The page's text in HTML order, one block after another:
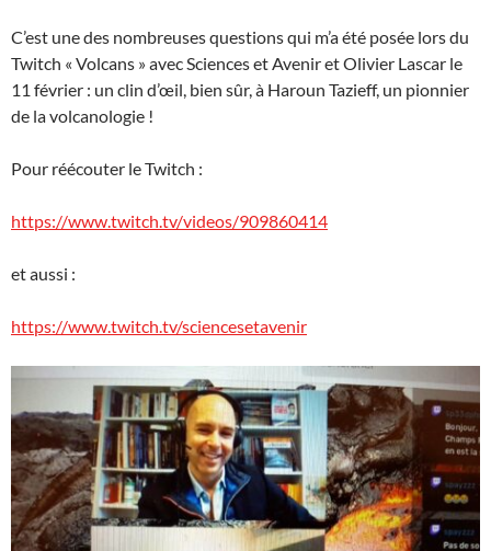
C’est une des nombreuses questions qui m’a été posée lors du
Twitch « Volcans » avec Sciences et Avenir et Olivier Lascar le
11 février : un clin d’œil, bien sûr, à Haroun Tazieff, un pionnier
de la volcanologie !
Pour réécouter le Twitch :
https://www.twitch.tv/videos/909860414
et aussi :
https://www.twitch.tv/sciencesetavenir